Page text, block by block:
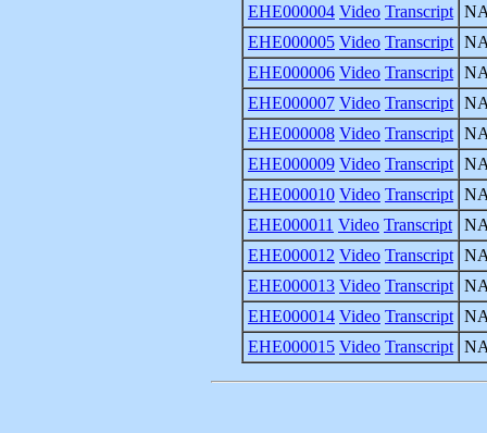
EHE000004 Video Transcript
EHE000005 Video Transcript
EHE000006 Video Transcript
EHE000007 Video Transcript
EHE000008 Video Transcript
EHE000009 Video Transcript
EHE000010 Video Transcript
EHE000011 Video Transcript
EHE000012 Video Transcript
EHE000013 Video Transcript
EHE000014 Video Transcript
EHE000015 Video Transcript